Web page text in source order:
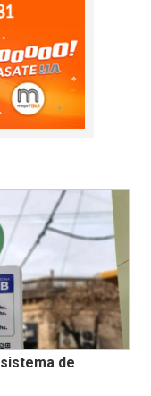
de